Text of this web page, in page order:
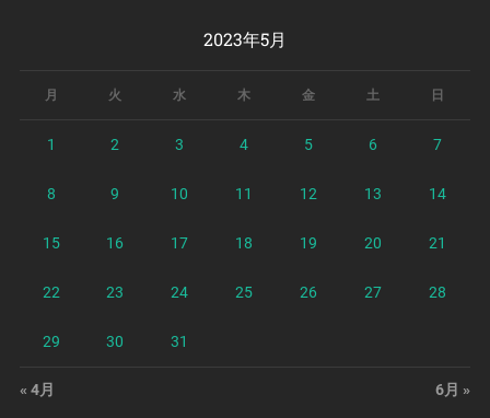
2023年5月
月 火 水 木 金 土 日
1 2 3 4 5 6 7
8 9 10 11 12 13 14
15 16 17 18 19 20 21
22 23 24 25 26 27 28
29 30 31
« 4月 6月 »